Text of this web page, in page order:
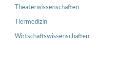
Theaterwissenschaften
Tiermedizin
Wirtschaftswissenschaften